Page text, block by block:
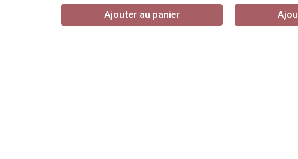
Ajouter au panier